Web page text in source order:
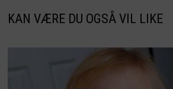
KAN VÆRE DU OGSÅ VIL LIKE